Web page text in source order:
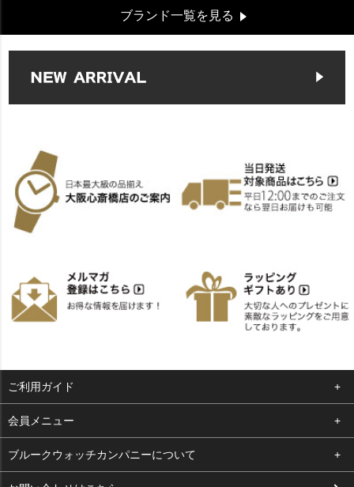
ブランド一覧を見る
ご利用ガイド
よくある質問
支払い・送料
会員メニュー
ログイン
ブルークウォッチカンパニーについて